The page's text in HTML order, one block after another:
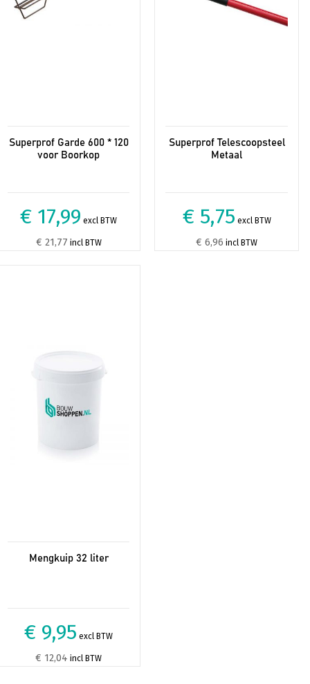
Superprof Garde 600 * 120
voor Boorkop
€ 17,99 excl BTW
€ 21,77 incl BTW
Superprof Telescoopsteel
Metaal
€ 5,75 excl BTW
€ 6,96 incl BTW
Mengkuip 32 liter
€ 9,95 excl BTW
€ 12,04 incl BTW